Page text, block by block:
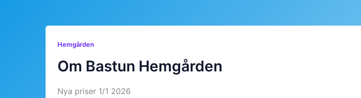
Hemgården
Om Bastun Hemgården
Nya priser 1/1 2026